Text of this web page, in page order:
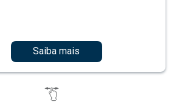
Saiba mais